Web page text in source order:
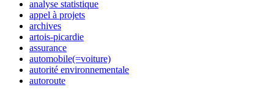
analyse statistique
appel à projets
archives
artois-picardie
assurance
automobile(=voiture)
autorité environnementale
autoroute